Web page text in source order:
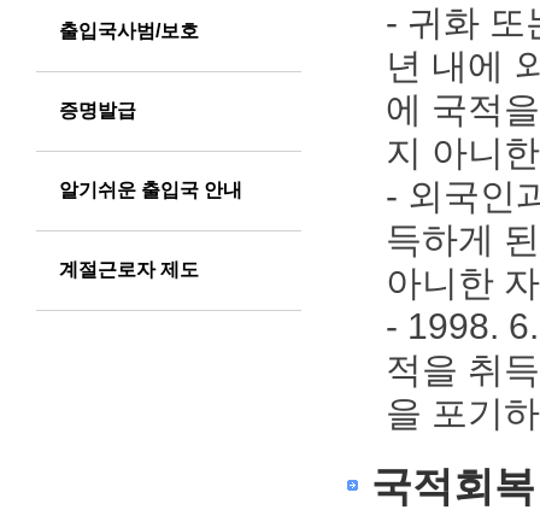
출입국사범/보호
증명발급
알기쉬운 출입국 안내
계절근로자 제도
- 귀화 또
년 내에
에 국적
지 아니
- 외국인
득하게
아니한 자
- 1998.
적을 취
을 포기
국적회